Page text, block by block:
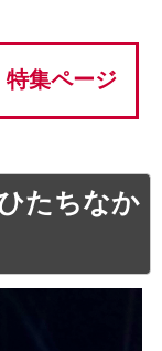
特集ページ
たちなか